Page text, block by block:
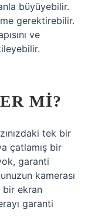
büyüyebilir.
gerektirebilir.
ve
MI?
tek bir
çatlamış bir
garanti
kamerası
bir ekran
garanti